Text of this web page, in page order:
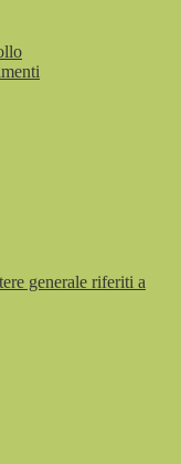
generale riferiti a